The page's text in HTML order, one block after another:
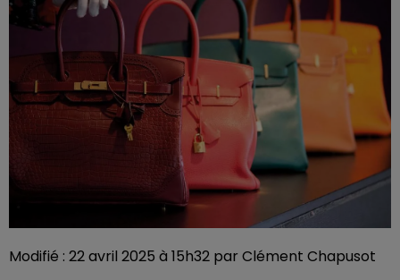
Modifié : 22 avril 2025 à 15h32 par Clément Chapusot